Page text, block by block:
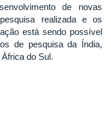
de novas
realizada e os
está sendo possível
de pesquisa da Índia,
do Sul.